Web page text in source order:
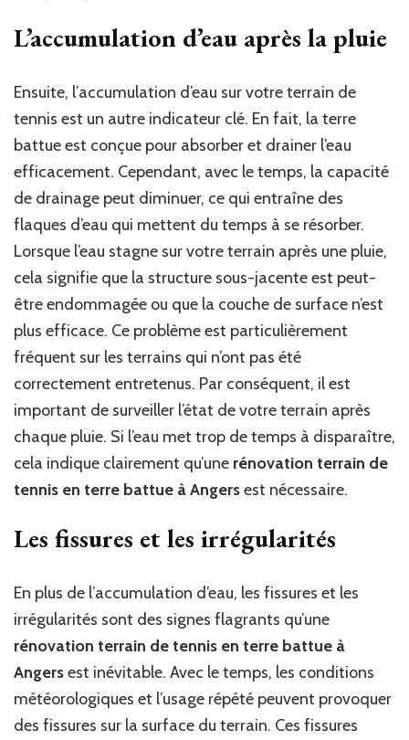
L’accumulation d’eau après la pluie
Ensuite, l’accumulation d’eau sur votre terrain de
tennis est un autre indicateur clé. En fait, la terre
battue est conçue pour absorber et drainer l’eau
efficacement. Cependant, avec le temps, la capacité
de drainage peut diminuer, ce qui entraîne des
flaques d’eau qui mettent du temps à se résorber.
Lorsque l’eau stagne sur votre terrain après une pluie,
cela signifie que la structure sous-jacente est peut-
être endommagée ou que la couche de surface n’est
plus efficace. Ce problème est particulièrement
fréquent sur les terrains qui n’ont pas été
correctement entretenus. Par conséquent, il est
important de surveiller l’état de votre terrain après
chaque pluie. Si l’eau met trop de temps à disparaître,
cela indique clairement qu’une rénovation terrain de
tennis en terre battue à Angersest nécessaire.
Les fissures et les irrégularités
En plus de l’accumulation d’eau, les fissures et les
irrégularités sont des signes flagrants qu’une
rénovation terrain de tennis en terre battue à
Angersest inévitable. Avec le temps, les conditions
météorologiques et l’usage répété peuvent provoquer
des fissures sur la surface du terrain. Ces fissures